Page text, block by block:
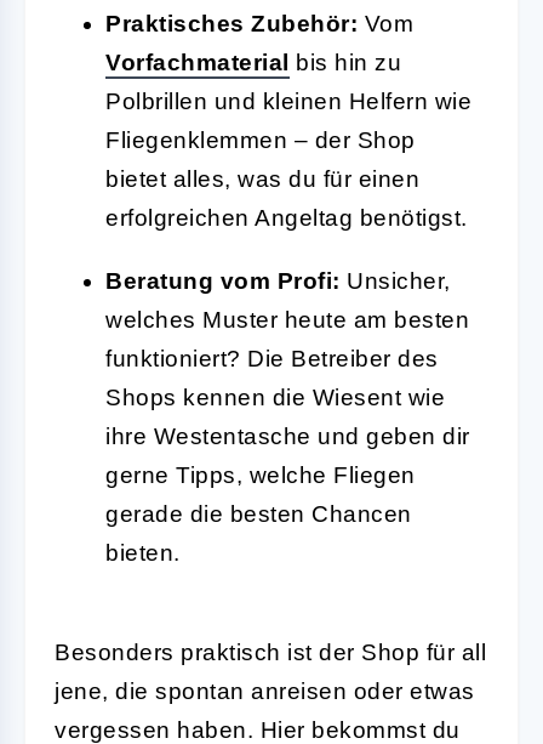
Praktisches Zubehör: Vom
Vorfachmaterial bis hin zu
Polbrillen und kleinen Helfern wie
Fliegenklemmen – der Shop
bietet alles, was du für einen
erfolgreichen Angeltag benötigst.
Beratung vom Profi: Unsicher,
welches Muster heute am besten
funktioniert? Die Betreiber des
Shops kennen die Wiesent wie
ihre Westentasche und geben dir
gerne Tipps, welche Fliegen
gerade die besten Chancen
bieten.
Besonders praktisch ist der Shop für all
jene, die spontan anreisen oder etwas
vergessen haben. Hier bekommst du